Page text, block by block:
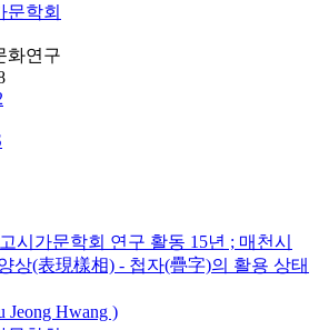
문학회
화연구
시가문학회 연구 활동 15년 ; 매천시
상(表現樣相) - 첩자(疊字)의 활용 상태
Jeong Hwang )